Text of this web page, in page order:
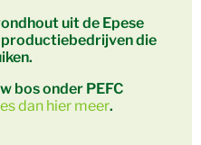
uit de Epese
die
bos onder PEFC
dan hier meer.